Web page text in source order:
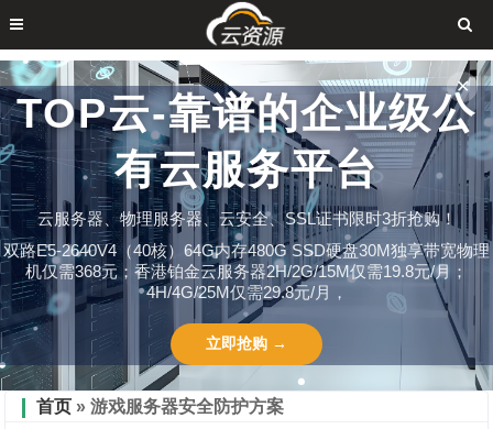
TOP云-靠谱的企业级公
有云服务平台
云服务器、物理服务器、云安全、SSL证书限时3折抢购！
双路E5-2640V4（40核）64G内存480G SSD硬盘30M独享带宽物理
机仅需368元；香港铂金云服务器2H/2G/15M仅需19.8元/月；
4H/4G/25M仅需29.8元/月，
立即抢购 →
✕
首页 » 游戏服务器安全防护方案